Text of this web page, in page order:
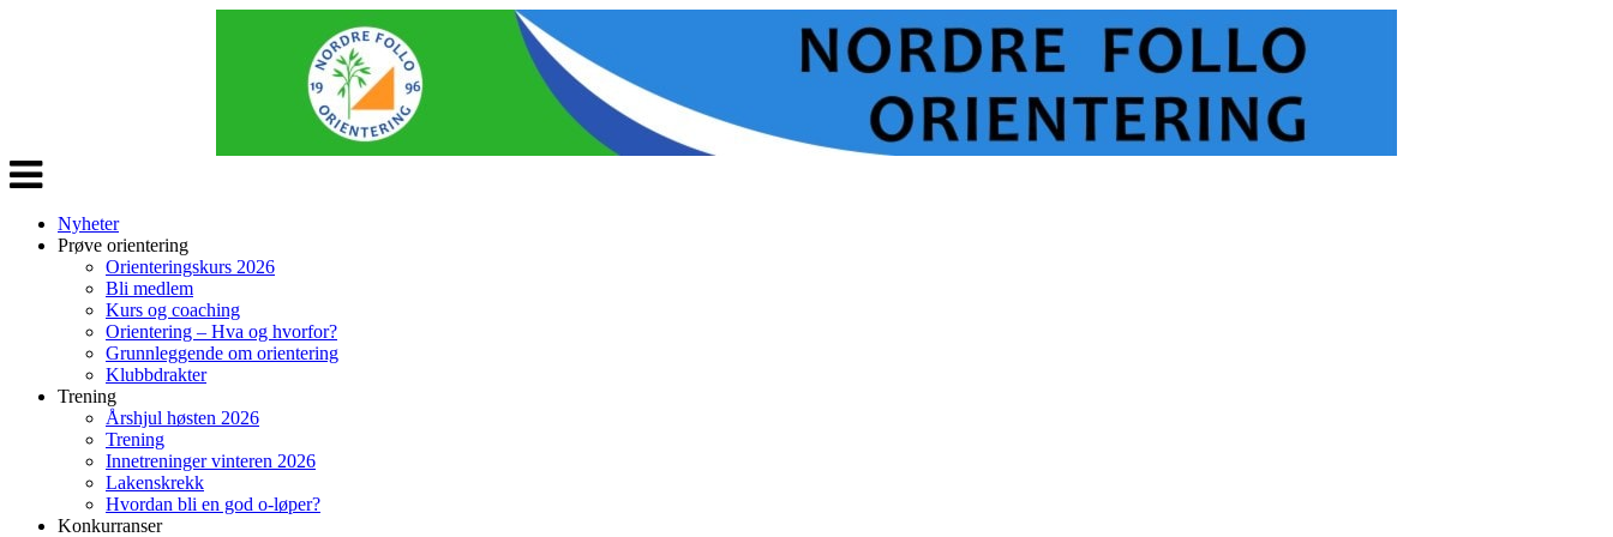
Veksle
navigasjon
Nyheter
Prøve orientering
Orienteringskurs 2026
Bli medlem
Kurs og coaching
Orientering – Hva og hvorfor?
Grunnleggende om orientering
Klubbdrakter
Trening
Årshjul høsten 2026
Trening
Innetreninger vinteren 2026
Lakenskrekk
Hvordan bli en god o-løper?
Konkurranser